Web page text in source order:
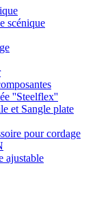
scénique
''Steelflex''
et Sangle plate
pour cordage
ajustable